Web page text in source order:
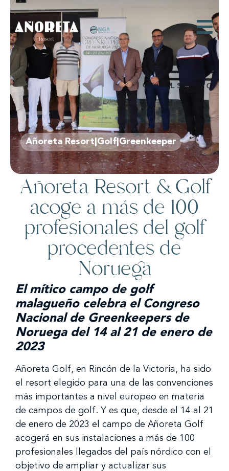
Añoreta Resort|Golf|Greenkeeper
Añoreta Resort & Golf
acoge a más de 100
profesionales del golf
procedentes de
Noruega
El mítico campo de golf
malagueño celebra el Congreso
Nacional de Greenkeepers de
Noruega del 14 al 21 de enero de
2023
Añoreta Golf, en Rincón de la Victoria, ha sido
el resort elegido para una de las convenciones
más importantes a nivel europeo en materia
de campos de golf. Y es que, desde el 14 al 21
de enero de 2023 el campo de Añoreta Golf
acogerá en sus instalaciones a más de 100
profesionales llegados del país nórdico con el
objetivo de ampliar y actualizar sus